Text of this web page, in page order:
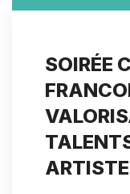
SOIRÉE